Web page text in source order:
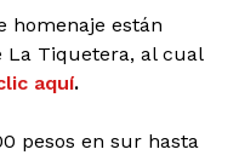
homenaje están
La Tiquetera, al cual
aquí.
pesos en sur hasta